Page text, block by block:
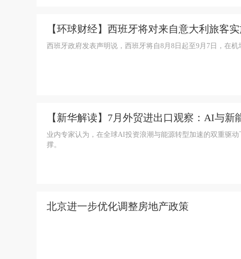
【环球财经】西班牙将对来自意大利旅客
西班牙政府发表声明说，西班牙将自8月8日起至9月7日，在
【新华解读】7月外贸进出口观察：AI与
业内专家认为，在全球AI投资浪潮与能源转型加速的双重驱
撑。
北京进一步优化调整房地产政策